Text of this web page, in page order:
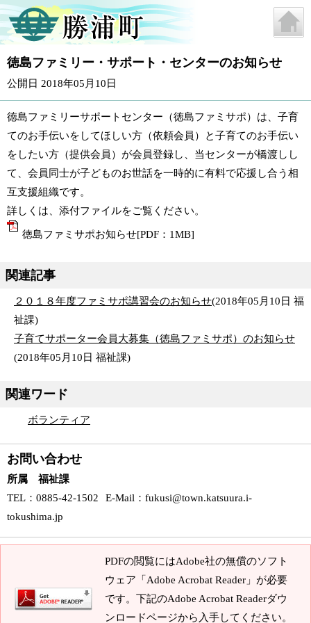
徳島ファミリー・サポート・センターのお知らせ
公開日 2018年05月10日
徳島ファミリーサポートセンター（徳島ファミサポ）は、子育
てのお手伝いをしてほしい方（依頼会員）と子育てのお手伝い
をしたい方（提供会員）が会員登録し、当センターが橋渡しし
て、会員同士が子どものお世話を一時的に有料で応援し合う相
互支援組織です。
詳しくは、添付ファイルをご覧ください。
徳島ファミサポお知らせ[PDF：1MB]
関連記事
２０１８年度ファミサポ講習会のお知らせ(2018年05月10日 福
祉課)
子育てサポーター会員大募集（徳島ファミサポ）のお知らせ
(2018年05月10日 福祉課)
関連ワード
ボランティア
お問い合わせ
所属 福祉課
TEL ：0885-42-1502 E-Mail ： fukusi@town.katsuura.i-
tokushima.jp
PDFの閲覧にはAdobe社の無償のソフト
ウェア「Adobe Acrobat Reader」が必要
です。下記のAdobe Acrobat Readerダウ
ンロードページから入手してください。